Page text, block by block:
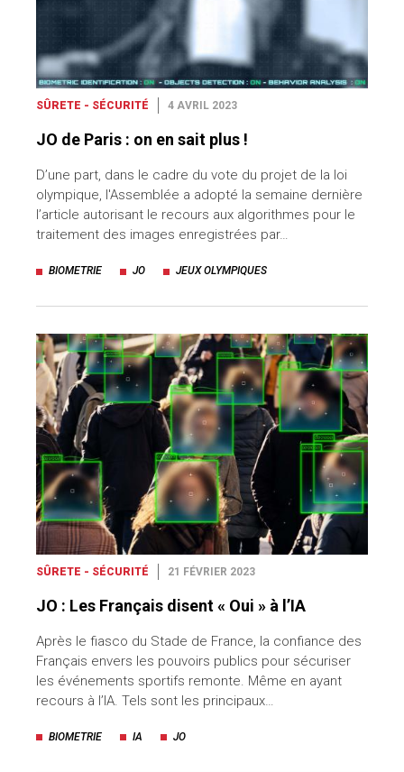
SÛRETE - SÉCURITÉ 4 AVRIL 2023
JO de Paris : on en sait plus !
D’une part, dans le cadre du vote du projet de la loi
olympique, l'Assemblée a adopté la semaine dernière
l’article autorisant le recours aux algorithmes pour le
traitement des images enregistrées par…
BIOMETRIE JO JEUX OLYMPIQUES
SÛRETE - SÉCURITÉ 21 FÉVRIER 2023
JO : Les Français disent « Oui » à l’IA
Après le fiasco du Stade de France, la confiance des
Français envers les pouvoirs publics pour sécuriser
les événements sportifs remonte. Même en ayant
recours à l’IA. Tels sont les principaux…
BIOMETRIE IA JO